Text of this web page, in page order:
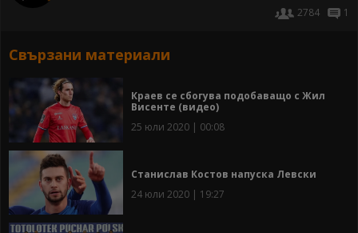
2784
1
Свързани материали
Краев се сбогува подобаващо с Жил
Висенте (видео)
25 юли 2020 | 00:08
Станислав Костов напуска Левски
24 юли 2020 | 19:27